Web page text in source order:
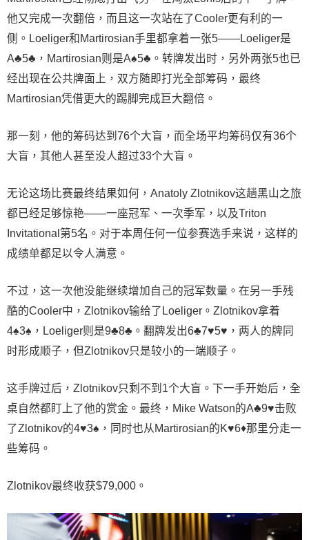
他又完成一次翻倍，而且这一次站在了Cooler更有利的一
侧。Loeliger和Martirosian手里都拿着一张5——Loeliger是
A♣5♣，Martirosian则是A♠5♣。转牌发出时，另外两张5也已
经出现在公共牌面上，双方随即打光全部筹码，最终
Martirosian凭借更大的踢脚完成巨大翻倍。
那一刻，他的筹码达到76个大盲，而全场平均筹码仅有36个
大盲，其他人甚至没人超过33个大盲。
无论这场比赛最终结果如何，Anatoly Zlotnikov这趟黑山之旅
都已经足够惊艳——一座冠军、一次季军，以及Triton
Invitational第5名。对于本周任何一位参赛选手来说，这样的
成绩单都足以令人满意。
不过，这一次他没能继续增加自己的冠军数量。在另一手残
酷的Cooler中，Zlotnikov输给了Loeliger。Zlotnikov拿着
4♠3♠，Loeliger则是9♣8♣。翻牌发出6♣7♥5♥，两人的牌同
时形成顺子，但Zlotnikov只是较小的一端顺子。
这手牌过后，Zlotnikov只剩不到1个大盲。下一手开始后，全
桌自然都盯上了他的赏金。最终，Mike Watson的A♣9♥击败
了Zlotnikov的4♥3♠，同时也从Martirosian的K♥6♦那里分走一
些筹码。
Zlotnikov最终收获$79,000。